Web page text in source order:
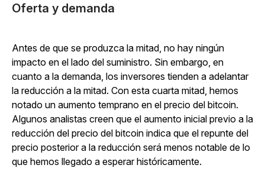
Oferta y demanda
Antes de que se produzca la mitad, no hay ningún
impacto en el lado del suministro. Sin embargo, en
cuanto a la demanda, los inversores tienden a adelantar
la reducción a la mitad. Con esta cuarta mitad, hemos
notado un aumento temprano en el precio del bitcoin.
Algunos analistas creen que el aumento inicial previo a la
reducción del precio del bitcoin indica que el repunte del
precio posterior a la reducción será menos notable de lo
que hemos llegado a esperar históricamente.